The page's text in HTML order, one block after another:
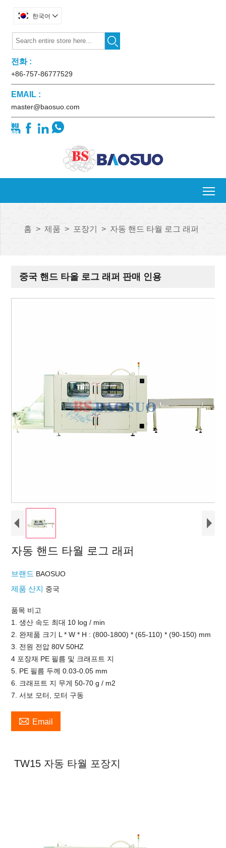
한국어 

전화 :
+86-757-86777529
EMAIL :
master@baosuo.com
   
홈 > 제품 > 포장기 > 자동 핸드 타월 로그 래퍼
중국 핸드 타올 로그 래퍼 판매 인용
자동 핸드 타월 로그 래퍼
브랜드 BAOSUO
제품 산지 중국
품목 비고
1. 생산 속도 최대 10 log / min
2. 완제품 크기 L * W * H : (800-1800) * (65-110) * (90-150) mm
3. 전원 전압 80V 50HZ
4 포장재 PE 필름 및 크래프트 지
5. PE 필름 두께 0.03-0.05 mm
6. 크래프트 지 무게 50-70 g / m2
7. 서보 모터, 모터 구동
 Email
TW15 자동 타월 포장지